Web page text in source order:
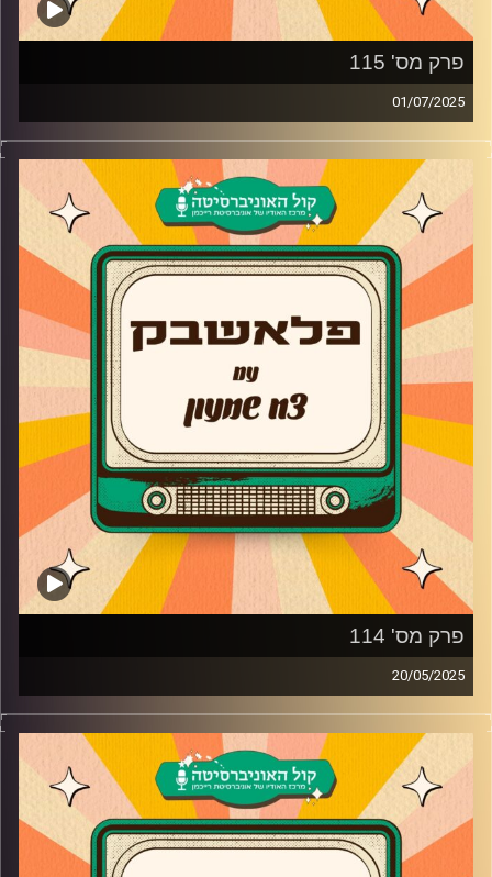
פרק מס' 115
01/07/2025
צח שמעון מחזיר אתכם אחורה בזמן עם שירים נוסטלגיים
שאף פעם לא נמאסים!
קרדיט תמונות:
AudioVersity
פרק מס' 114
20/05/2025
צח שמעון מחזיר אתכם אחורה בזמן עם שירים נוסטלגיים
שאף פעם לא נמאסים!
קרדיט תמונות:
AudioVersity